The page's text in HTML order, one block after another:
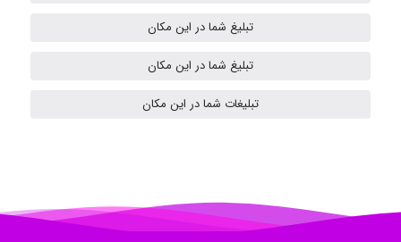
- mikaela
تبلیغ شما در این مکان
تبلیغ شما در این مکان
تبلیغات شما در این مکان